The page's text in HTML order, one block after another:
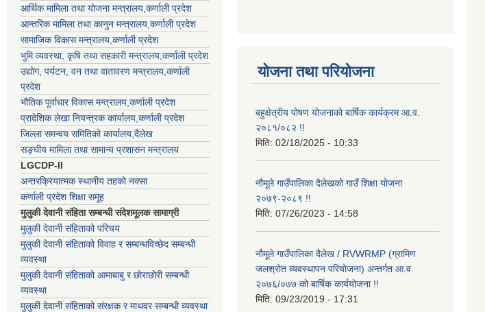
आर्थिक मामिला तथा योजना मन्त्रालय,कर्णाली प्रदेश
आन्तरिक मामिला तथा कानुन मन्त्रालय,कर्णाली प्रदेश
सामाजिक विकास मन्त्रालय,कर्णाली प्रदेश
भुमि व्यवस्था, कृषि तथा सहकारी मन्त्रालय,कर्णाली प्रदेश
उद्योग, पर्यटन, वन तथा वातावरण मन्त्रालय,कर्णाली
प्रदेश
भौतिक पूर्वाधार विकास मन्त्रालय,कर्णाली प्रदेश
प्रादेशिक लेखा नियन्त्रक कार्यालय,कर्णाली प्रदेश
जिल्ला समन्वय समितिको कार्यालय,दैलेख
सङ्घीय मामिला तथा सामान्य प्रशासन मन्त्रालय
LGCDP-II
अन्तरक्रियात्मक स्थानीय तहको नक्सा
कर्णाली प्रदेश शिक्षा समूह
मुलुकी देवानी संहिता सम्बन्धी संदेशमूलक सामाग्री
मुलुकी देवानी संहिताको परिचय
मुलुकी देवानी संहिताको विवाह र सम्बन्धविच्छेद सम्बन्धी
व्यवस्था
मुलुकी देवानी संहिताको आमाबाबु र छोराछोरी सम्बन्धी
व्यवस्था
मुलुकी देवानी संहिताको संरक्षक र माथवर सम्बन्धी व्यवस्था
योजना तथा परियोजना
बहुक्षेत्रीय पोषण योजनाको बार्षिक कार्यक्रम आ.व.
२०८१/०८२ !!
मिति: 02/18/2025 - 10:33
नौमूले गाउँपालिका दैलेखको गाउँ शिक्षा योजना
२०७९-२०८९ !!
मिति: 07/26/2023 - 14:58
नौमूले गाउँपालिका दैलेख / RVWRMP (ग्रामिण
जलश्रोत व्यवस्थापन परियोजना) अन्तर्गत आ.व.
२०७६/०७७ को बार्षिक कार्ययोजना !!
मिति: 09/23/2019 - 17:31